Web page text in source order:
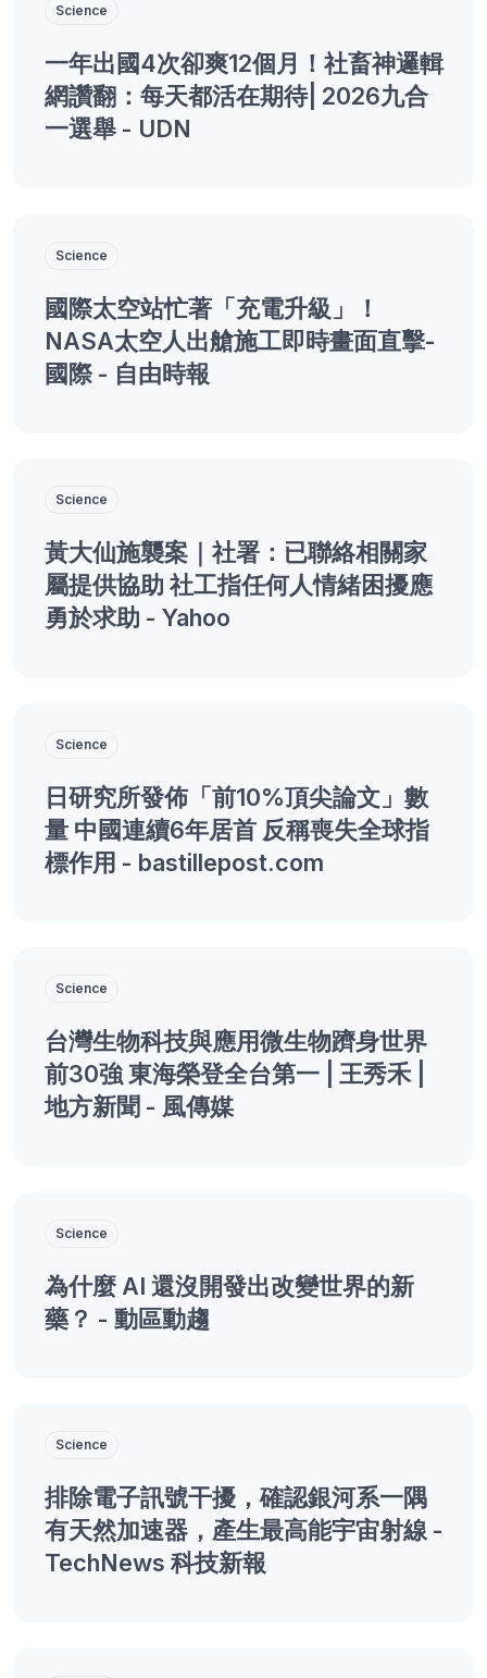
Science
一年出國4次卻爽12個月！社畜神邏輯
網讚翻：每天都活在期待| 2026九合
一選舉 - UDN
Science
國際太空站忙著「充電升級」！
NASA太空人出艙施工即時畫面直擊-
國際 - 自由時報
Science
黃大仙施襲案｜社署：已聯絡相關家
屬提供協助 社工指任何人情緒困擾應
勇於求助 - Yahoo
Science
日研究所發佈「前10%頂尖論文」數
量 中國連續6年居首 反稱喪失全球指
標作用 - bastillepost.com
Science
台灣生物科技與應用微生物躋身世界
前30強 東海榮登全台第一 | 王秀禾 |
地方新聞 - 風傳媒
Science
為什麼 AI 還沒開發出改變世界的新
藥？ - 動區動趨
Science
排除電子訊號干擾，確認銀河系一隅
有天然加速器，產生最高能宇宙射線 -
TechNews 科技新報